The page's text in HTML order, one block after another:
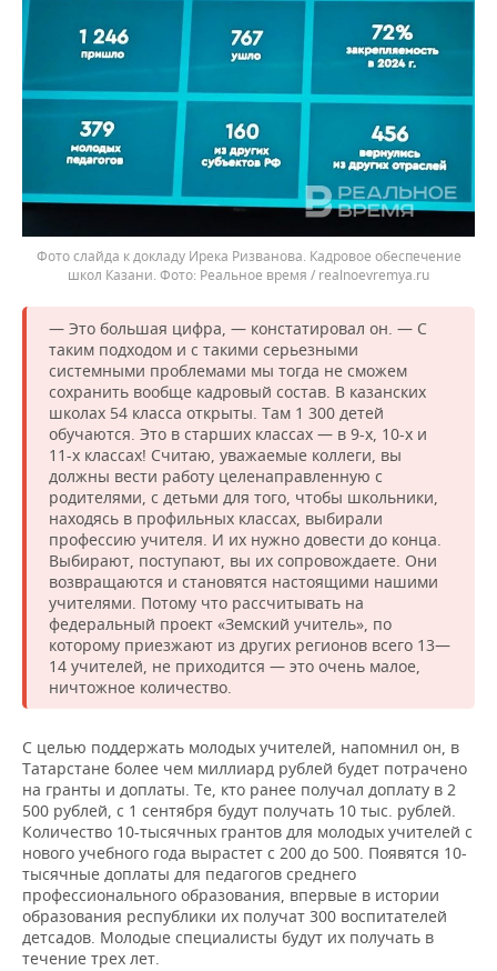
Фото слайда к докладу Ирека Ризванова. Кадровое обеспечение
школ Казани.
Реальное время / realnoevremya.ru
— Это большая цифра, — констатировал он. — С
таким подходом и с такими серьезными
системными проблемами мы тогда не сможем
сохранить вообще кадровый состав. В казанских
школах 54 класса открыты. Там 1 300 детей
обучаются. Это в старших классах — в 9-х, 10-х и
11-х классах! Считаю, уважаемые коллеги, вы
должны вести работу целенаправленную с
родителями, с детьми для того, чтобы школьники,
находясь в профильных классах, выбирали
профессию учителя. И их нужно довести до конца.
Выбирают, поступают, вы их сопровождаете. Они
возвращаются и становятся настоящими нашими
учителями. Потому что рассчитывать на
федеральный проект «Земский учитель», по
которому приезжают из других регионов всего 13—
14 учителей, не приходится — это очень малое,
ничтожное количество.
С целью поддержать молодых учителей, напомнил он, в
Татарстане более чем миллиард рублей будет потрачено
на гранты и доплаты. Те, кто ранее получал доплату в 2
500 рублей, с 1 сентября будут получать 10 тыс. рублей.
Количество 10-тысячных грантов для молодых учителей с
нового учебного года вырастет с 200 до 500. Появятся 10-
тысячные доплаты для педагогов среднего
профессионального образования, впервые в истории
образования республики их получат 300 воспитателей
детсадов. Молодые специалисты будут их получать в
течение трех лет.